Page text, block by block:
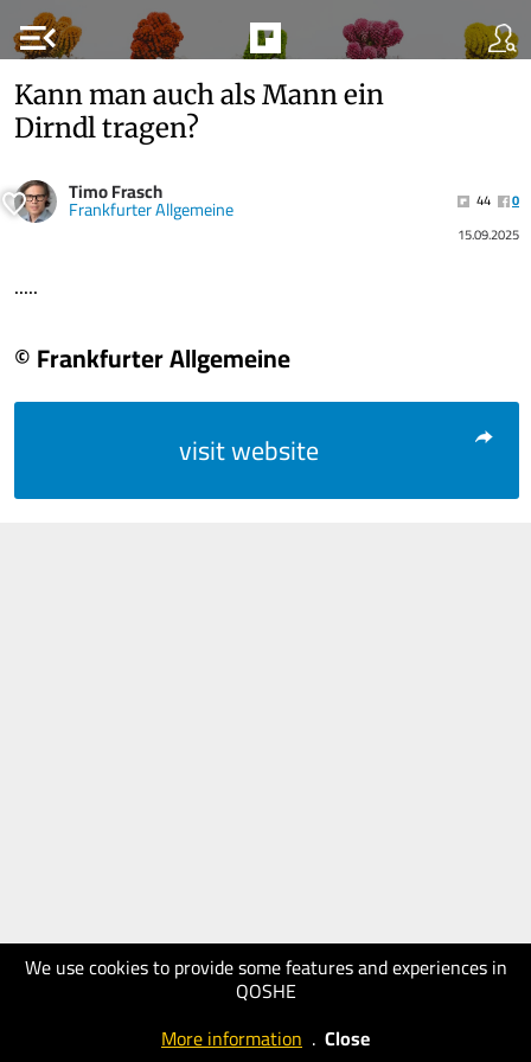
menu_open
We use cookies to provide some features and experiences in
QOSHE
More information . Close
Kann man auch als Mann ein
Dirndl tragen?
Timo Frasch
Frankfurter Allgemeine 44
0
15.09.2025
.....
© Frankfurter Allgemeine
visit website